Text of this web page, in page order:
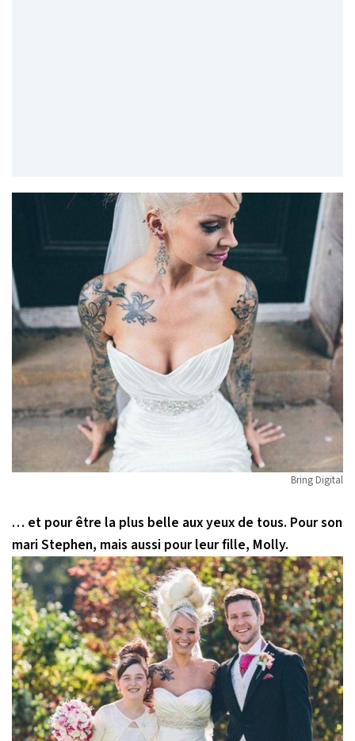
Bring Digital
… et pour être la plus belle aux yeux de tous. Pour son
mari Stephen, mais aussi pour leur fille, Molly.